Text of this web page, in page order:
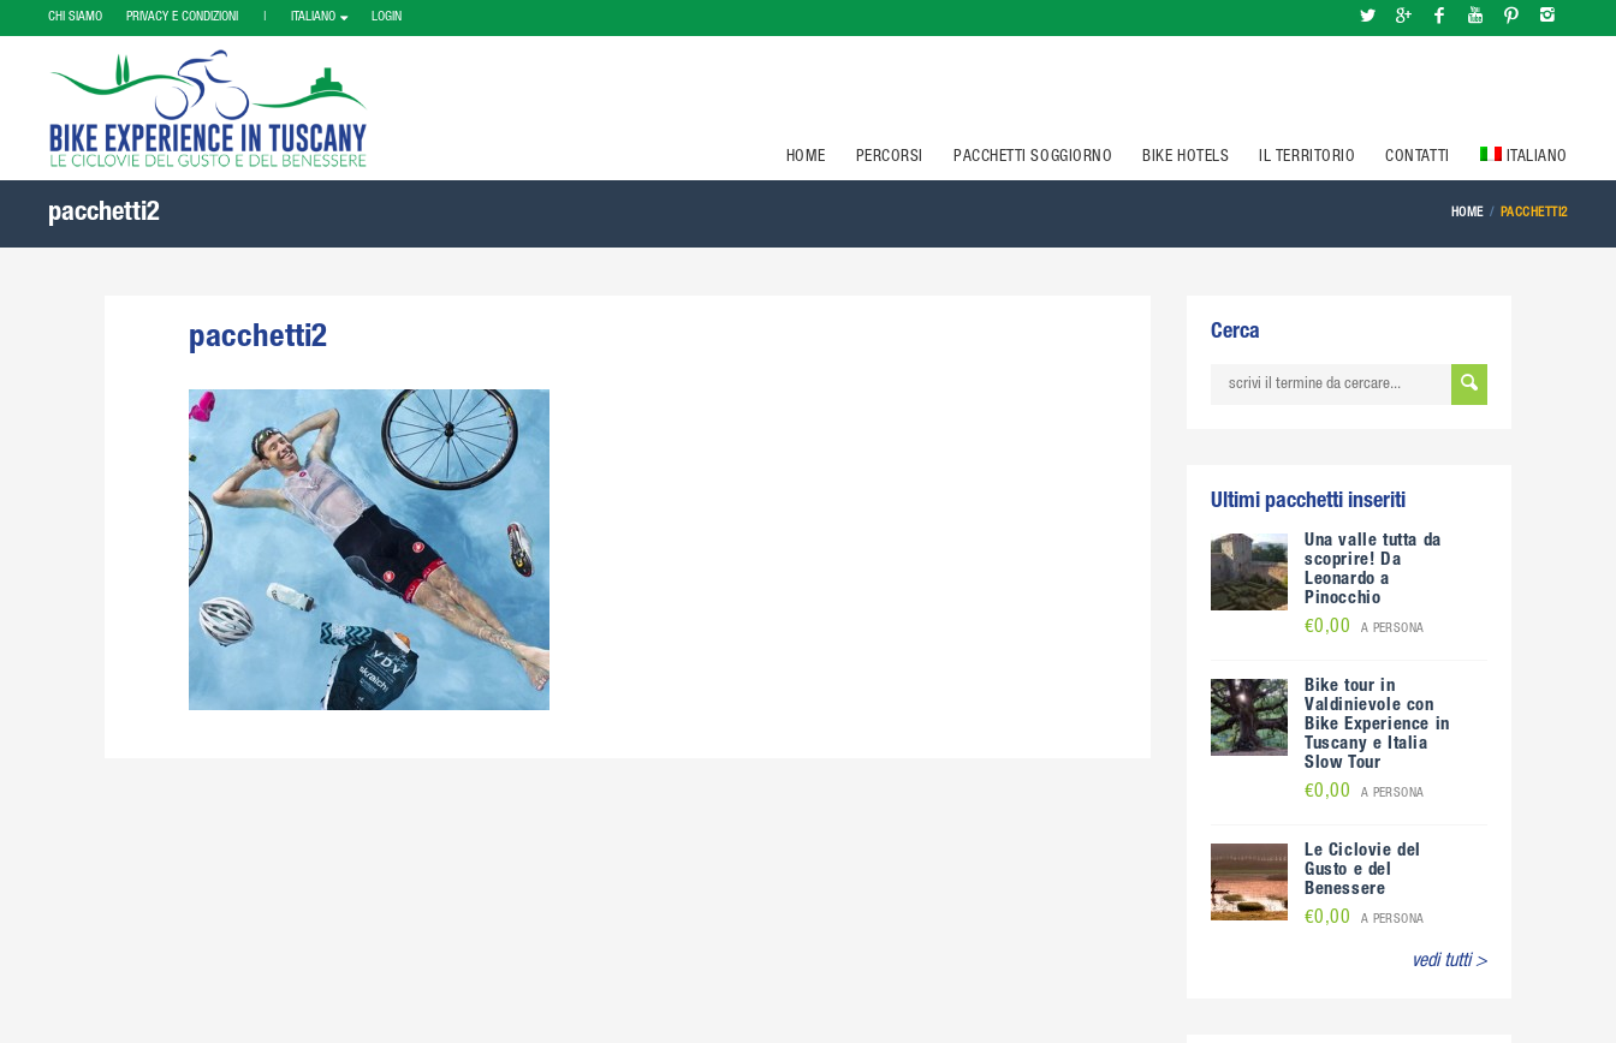
CHI SIAMO PRIVACY E CONDIZIONI | ITALIANO LOGIN
HOME PERCORSI PACCHETTI SOGGIORNO BIKE HOTELS IL TERRITORIO CONTATTI ITALIANO
pacchetti2 HOME PACCHETTI2
pacchetti2 Cerca
Ultimi pacchetti inseriti
Una valle tutta da
scoprire! Da
Leonardo a
Pinocchio
€0,00 A PERSONA
Bike tour in
Valdinievole con
Bike Experience in
Tuscany e Italia
Slow Tour
€0,00 A PERSONA
Le Ciclovie del
Gusto e del
Benessere
€0,00 A PERSONA
vedi tutti >